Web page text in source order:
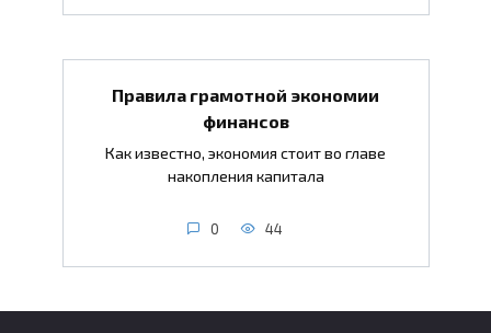
Правила грамотной экономии
финансов
Как известно, экономия стоит во главе
накопления капитала
0 44